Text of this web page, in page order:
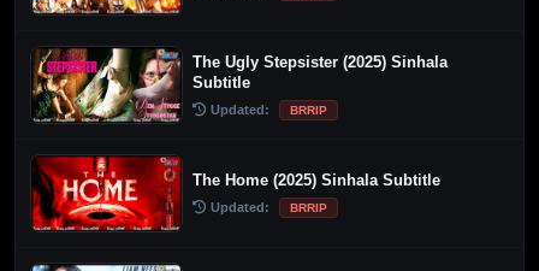
The Ugly Stepsister (2025) Sinhala
Subtitle
Updated: BRRIP
The Home (2025) Sinhala Subtitle
Updated: BRRIP